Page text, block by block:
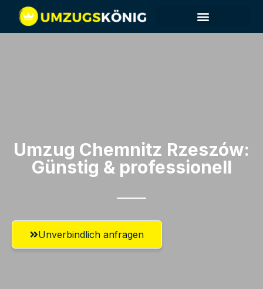
Umzug Chemnitz​ Rzeszów:
Günstig & professionell​
Unverbindlich anfragen